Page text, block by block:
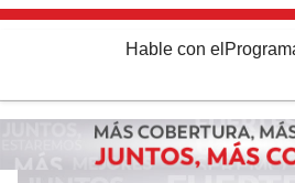
Hable con el